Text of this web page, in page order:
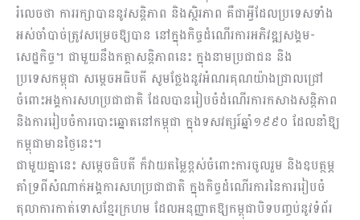
រំលេចថា ការរក្សាបាននូវសន្តិភាព និងស្ថិរភាព គឺជាអ្វីដែលប្រទេសទាំង
អស់ចាំបាច់ត្រូវសម្រេចឱ្យបាន នៅក្នុងកិច្ចដំណើរការអភិវឌ្ឍសង្គម-
សេដ្ឋកិច្ច។ ជាមួយនឹងកត្តាសន្តិភាពនេះ ក្នុងនាមប្រជាជន និង
ប្រទេសកម្ពុជា សម្ដេចអធិបតី សូមថ្លែងនូវអំណរគុណយ៉ាងជ្រាលជ្រៅ
ចំពោះអង្គការសហប្រជាជាតិ ដែលបានរៀបចំដំណើរការកសាងសន្ដិភាព
និងការរៀបចំការបោះឆ្នោតនៅកម្ពុជា ក្នុងទសវត្សរ៍ឆ្នាំ១៩៩០ ដែលនាំឱ្យ
កម្ពុជាមានថ្ងៃនេះ។
ជាមួយគ្នានេះ សម្តេចធិបតី ក៏វាយតម្លៃខ្ពស់ចំពោះការចូលរួម និងឧបត្ថម្ភ
គាំទ្រពីសំណាក់អង្គការសហប្រជាជាតិ ក្នុងកិច្ចដំណើរការនៃការរៀបចំ
តុលាការកាត់ទោសខ្មែរក្រហម ដែលអនុញ្ញាតឱ្យកម្ពុជាបិទបញ្ចប់នូវទំព័រ